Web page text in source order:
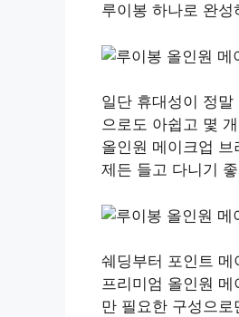
루이봉 하나로 완
일단 휴대성이 정
으로도 아쉽고 몇
올인원 메이크업
제든 들고 다니기
쉐딩부터 포인트
프리미엄 올인원
만 필요한 구성으